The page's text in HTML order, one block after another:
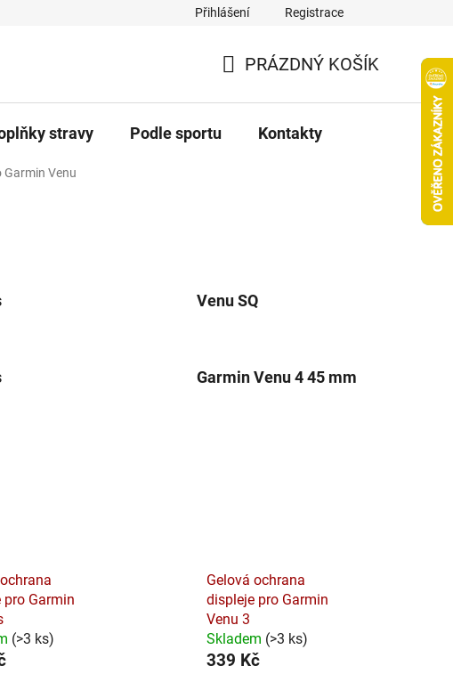
Přihlášení Registrace
KOŠÍK
PRÁZDNÝ KOŠÍK
stravy Podle sportu Kontakty
Garmin Venu
Venu SQ
Garmin Venu 4 45 mm
pro Garmin
(>3 ks)
Gelová ochrana
displeje pro Garmin
Venu 3
Skladem (>3 ks)
339 Kč